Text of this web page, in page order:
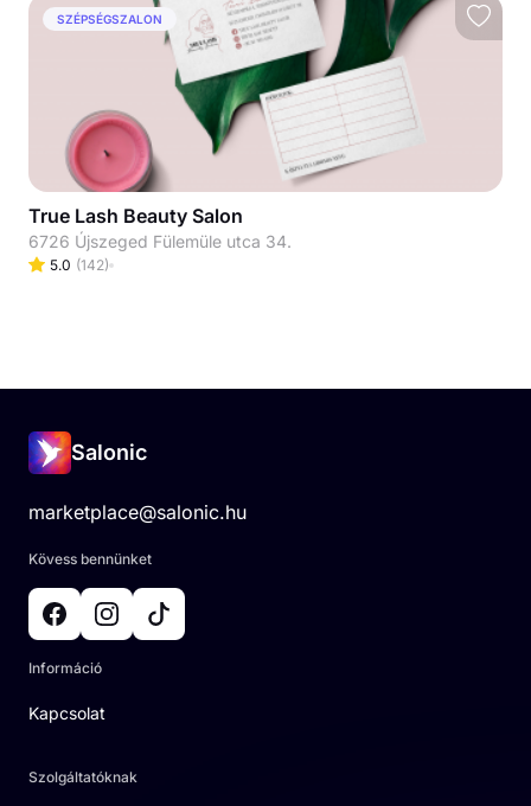
SZÉPSÉGSZALON
True Lash Beauty Salon
6726 Újszeged Fülemüle utca 34.
5.0 (142)
Salonic
marketplace@salonic.hu
Kövess bennünket
Információ
Kapcsolat
Szolgáltatóknak